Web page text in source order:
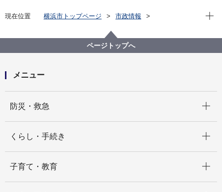
現在位置 横浜市トップページ
市政情報
市民・市内企業の環境に関する意識調査結果がまとま
りました
現在
ページトップへ
メニュー
防災・救急
くらし・手続き
子育て・教育